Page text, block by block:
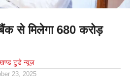
से मिलेगा 680 करोड़
टुडे न्यूज़
23, 2025